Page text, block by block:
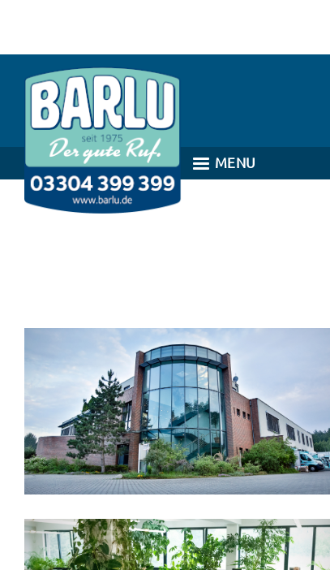
MENU